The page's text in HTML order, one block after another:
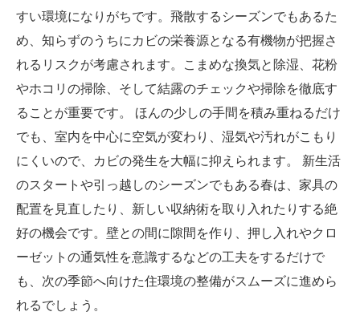
すい環境になりがちです。飛散するシーズンでもあるた
め、知らずのうちにカビの栄養源となる有機物が把握さ
れるリスクが考慮されます。こまめな換気と除湿、花粉
やホコリの掃除、そして結露のチェックや掃除を徹底す
ることが重要です。 ほんの少しの手間を積み重ねるだけ
でも、室内を中心に空気が変わり、湿気や汚れがこもり
にくいので、カビの発生を大幅に抑えられます。 新生活
のスタートや引っ越しのシーズンでもある春は、家具の
配置を見直したり、新しい収納術を取り入れたりする絶
好の機会です。壁との間に隙間を作り、押し入れやクロ
ーゼットの通気性を意識するなどの工夫をするだけで
も、次の季節へ向けた住環境の整備がスムーズに進めら
れるでしょう。